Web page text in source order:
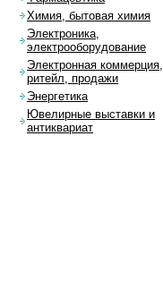
Химия, бытовая химия
Электроника,
электрооборудование
Электронная коммерция,
ритейл, продажи
Энергетика
Ювелирные выставки и
антиквариат